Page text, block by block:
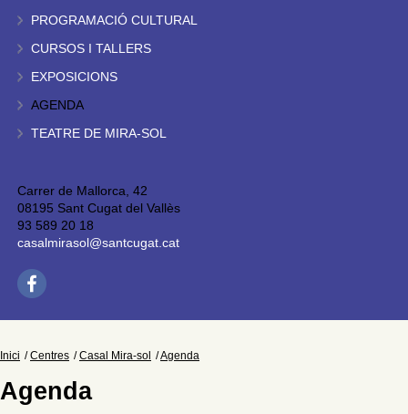
PROGRAMACIÓ CULTURAL
CURSOS I TALLERS
EXPOSICIONS
AGENDA
TEATRE DE MIRA-SOL
Carrer de Mallorca, 42
08195 Sant Cugat del Vallès
93 589 20 18
casalmirasol@santcugat.cat
Inici Centres Casal Mira-sol Agenda
Agenda